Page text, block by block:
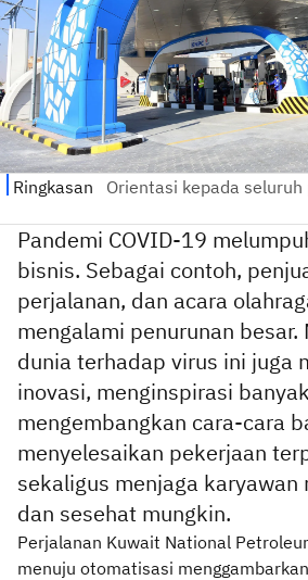
Pandemi COVID-19
bisnis. Sebagai contoh,
perjalanan, dan acara
mengalami penurunan besar.
dunia terhadap virus ini juga
inovasi, menginspirasi
mengembangkan cara-cara
menyelesaikan pekerjaan
sekaligus menjaga karyawan
dan sesehat mungkin.
Perjalanan Kuwait National
menuju otomatisasi